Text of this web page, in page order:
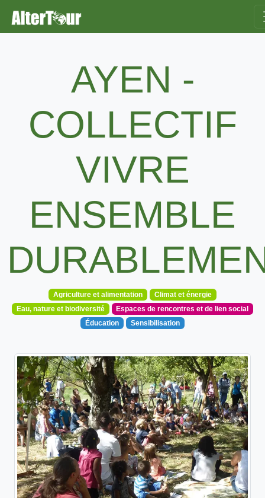
AYEN -
COLLECTIF
VIVRE
ENSEMBLE
Agriculture et alimentation
Climat et énergie
Eau, nature et biodiversité
Espaces de rencontres et de lien social
Éducation
Sensibilisation